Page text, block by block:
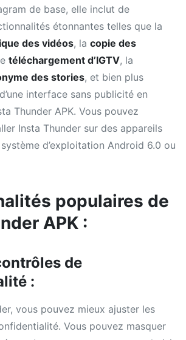
de base, elle inclut de
étonnantes telles que la
des vidéos, la copie des
téléchargement d’IGTV, la
des stories, et bien plus
interface sans publicité en
Thunder APK. Vous pouvez
Insta Thunder sur des appareils
d’exploitation Android 6.0 ou
populaires de
APK :
de
:
vous pouvez mieux ajuster les
Vous pouvez masquer